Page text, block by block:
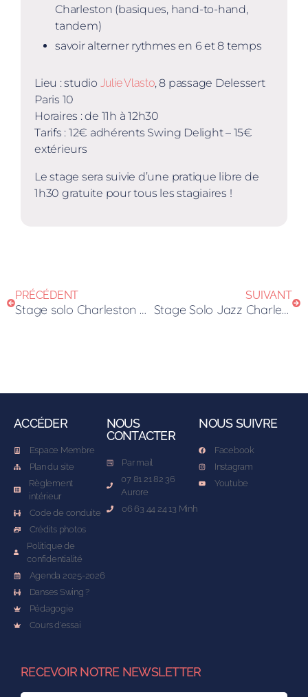
Charleston (basiques, hand-to-hand,
tandem)
savoir alterner rythmes en 6 et 8 temps
Lieu : studio Julie Vlasto, 8 passage Delessert
Paris 10
Horaires : de 11h à 12h30
Tarifs : 12€ adhérents Swing Delight – 15€
extérieurs
Le stage sera suivie d’une pratique libre de
1h30 gratuite pour tous les stagiaires !
PRÉCÉDENT
Stage solo Charleston avec Eric Esquivel !
SUIVANT
Stage Solo Jazz Charleston tous niveaux
ACCÉDER
Espace Membre
Plan du site
Règlement
intérieur
Code de conduite
Crédits photos
Politique de
confidentialité
Agenda 2025-2026
Danses Swing ?
Pédagogie
Cours d'essai
NOUS
CONTACTER
Par mail
07 81 21 82 36
Aurore
06 63 44 24 13 Minh
NOUS SUIVRE
Facebook
Instagram
Youtube
RECEVOIR NOTRE NEWSLETTER